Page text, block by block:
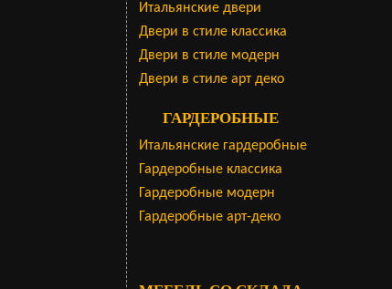
Итальянские двери
Двери в стиле классика
Двери в стиле модерн
Двери в стиле арт деко
ГАРДЕРОБНЫЕ
Итальянские гардеробные
Гардеробные классика
Гардеробные модерн
Гардеробные арт-деко